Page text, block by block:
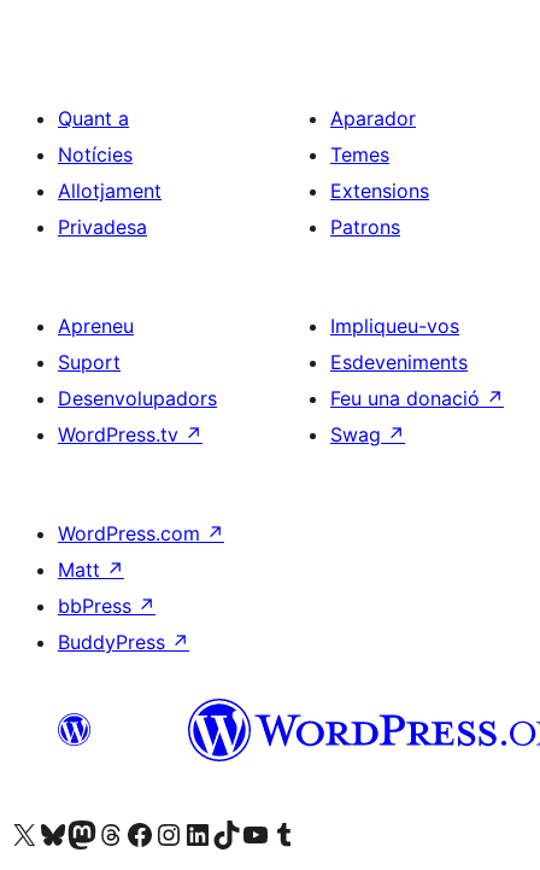
Quant a
Notícies
Allotjament
Privadesa
Aparador
Temes
Extensions
Patrons
Apreneu
Suport
Desenvolupadors
WordPress.tv ↗
Impliqueu-vos
Esdeveniments
Feu una donació ↗
Swag ↗
WordPress.com ↗
Matt ↗
bbPress ↗
BuddyPress ↗
Visiteu el nostre compte X (abans Twitter)
Visiteu el nostre compte de Bluesky
Visiteu el nostre compte al Mastodon
Visiteu el nostre compte de Threads
Visiteu la nostra pàgina al Facebook
Visiteu el nostre compte d'Instagram
Visiteu el nostre compte de LinkedIn
Visiteu el nostre compte de TikTok
Visiteu el nostre canal al YouTube
Visiteu el nostre compte de Tumblr